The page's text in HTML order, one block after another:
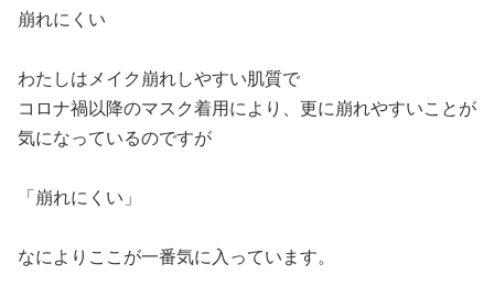
崩れにくい
わたしはメイク崩れしやすい肌質で
コロナ禍以降のマスク着用により、更に崩れやすいことが
気になっているのですが
「崩れにくい」
なによりここが一番気に入っています。